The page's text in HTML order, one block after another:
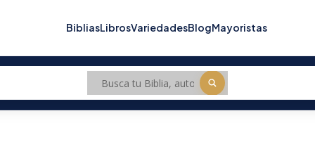
BibliasLibrosVariedadesBlogMayoristas